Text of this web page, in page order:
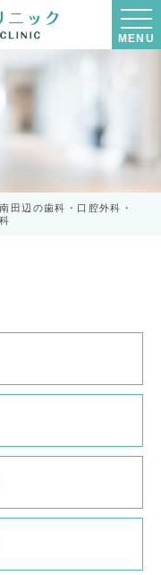
MENU
田辺の歯科・口腔外科・